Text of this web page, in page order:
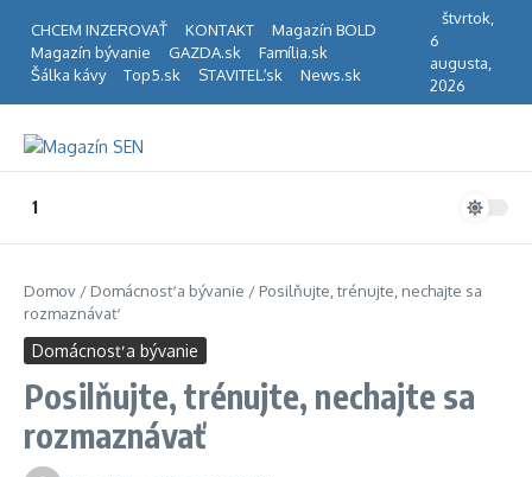
CHCEM INZEROVAŤ KONTAKT
Magazín BOLD
Magazín bývanie
GAZDA.sk
Família.sk
Šálka kávy
Top5.sk STAVITEĽ.sk News.sk
štvrtok,
6
augusta,
2026
1
Domov / Domácnosť a bývanie / Posilňujte, trénujte, nechajte sa
rozmaznávať
Domácnosť a bývanie
Posilňujte, trénujte, nechajte sa
rozmaznávať